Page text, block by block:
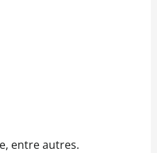
entre autres.